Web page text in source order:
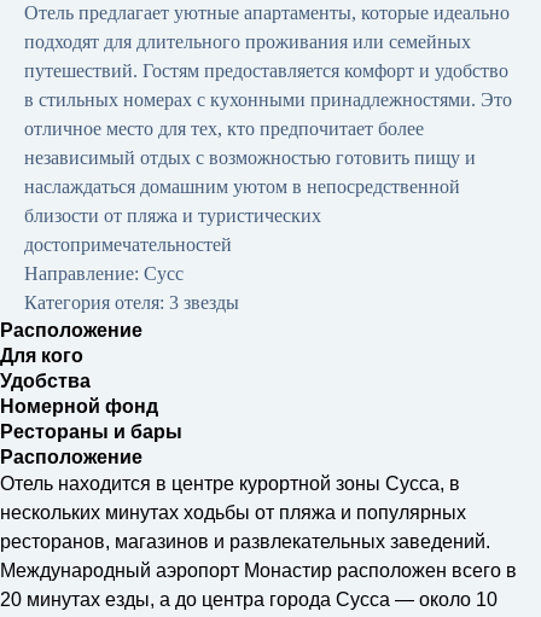
Отель предлагает уютные апартаменты, которые идеально
подходят для длительного проживания или семейных
путешествий. Гостям предоставляется комфорт и удобство
в стильных номерах с кухонными принадлежностями. Это
отличное место для тех, кто предпочитает более
независимый отдых с возможностью готовить пищу и
наслаждаться домашним уютом в непосредственной
близости от пляжа и туристических
достопримечательностей
Направление: Сусс
Категория отеля: 3 звезды
Расположение
Для кого
Удобства
Номерной фонд
Рестораны и бары
Расположение
Отель находится в центре курортной зоны Сусса, в
нескольких минутах ходьбы от пляжа и популярных
ресторанов, магазинов и развлекательных заведений.
Международный аэропорт Монастир расположен всего в
20 минутах езды, а до центра города Сусса — около 10